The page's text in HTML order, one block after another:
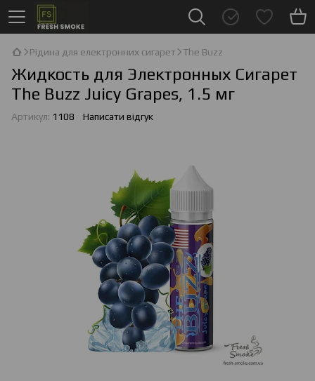
Рідина для електронних сигарет The Buzz
Жидкость для Электронных Сигарет
The Buzz Juicy Grapes, 1.5 мг
Артикул: 1108 Написати відгук